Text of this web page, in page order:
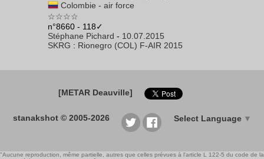
Colombie - air force
☆☆☆☆
n°8660 - 118✓
Stéphane Pichard - 10.07.2015
SKRG : Rionegro (COL) F-AIR 2015
[METAR Deauville]
stanakshot © 2005-2026 Select Language ▼
"Aucune reproduction, même partielle, autres que celles prévues à l'article L 122-5 du code de la